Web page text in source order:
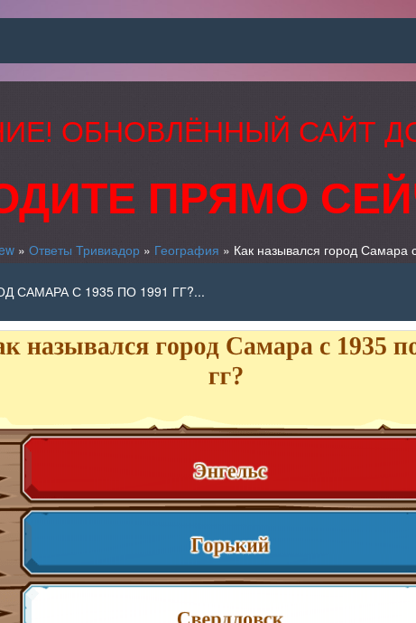
ОБНОВЛЁННЫЙ САЙТ
ПРЯМО
» Ответы Тривиадор » География » Как назывался город Самара
САМАРА С 1935 ПО 1991 ГГ?...